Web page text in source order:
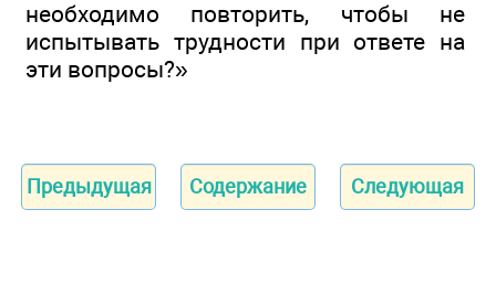
необходимо повторить, чтобы не
испытывать трудности при ответе на
эти вопросы?»
Предыдущая Содержание Следующая